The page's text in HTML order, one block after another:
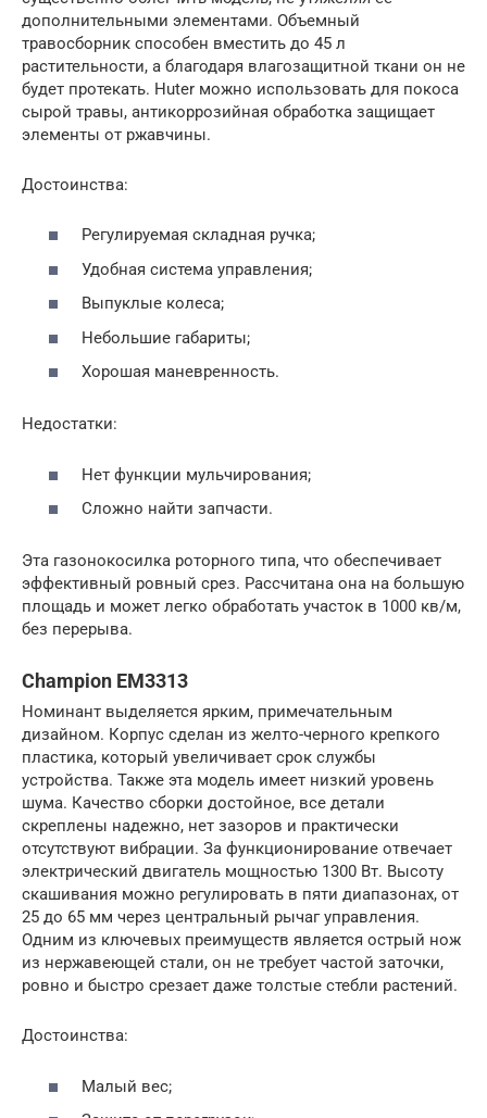
дополнительными элементами. Объемный
травосборник способен вместить до 45 л
растительности, а благодаря влагозащитной ткани он не
будет протекать. Huter можно использовать для покоса
сырой травы, антикоррозийная обработка защищает
элементы от ржавчины.
Достоинства:
Регулируемая складная ручка;
Удобная система управления;
Выпуклые колеса;
Небольшие габариты;
Хорошая маневренность.
Недостатки:
Нет функции мульчирования;
Сложно найти запчасти.
Эта газонокосилка роторного типа, что обеспечивает
эффективный ровный срез. Рассчитана она на большую
площадь и может легко обработать участок в 1000 кв/м,
без перерыва.
Champion EM3313
Номинант выделяется ярким, примечательным
дизайном. Корпус сделан из желто-черного крепкого
пластика, который увеличивает срок службы
устройства. Также эта модель имеет низкий уровень
шума. Качество сборки достойное, все детали
скреплены надежно, нет зазоров и практически
отсутствуют вибрации. За функционирование отвечает
электрический двигатель мощностью 1300 Вт. Высоту
скашивания можно регулировать в пяти диапазонах, от
25 до 65 мм через центральный рычаг управления.
Одним из ключевых преимуществ является острый нож
из нержавеющей стали, он не требует частой заточки,
ровно и быстро срезает даже толстые стебли растений.
Достоинства:
Малый вес;